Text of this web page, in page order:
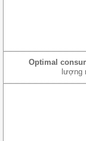
Optimal
lượng